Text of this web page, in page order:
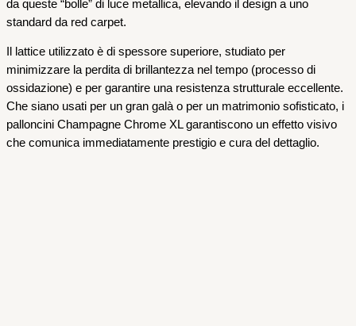
da queste “bolle” di luce metallica, elevando il design a uno
standard da red carpet.
Il lattice utilizzato è di spessore superiore, studiato per
minimizzare la perdita di brillantezza nel tempo (processo di
ossidazione) e per garantire una resistenza strutturale eccellente.
Che siano usati per un gran galà o per un matrimonio sofisticato, i
palloncini Champagne Chrome XL garantiscono un effetto visivo
che comunica immediatamente prestigio e cura del dettaglio.